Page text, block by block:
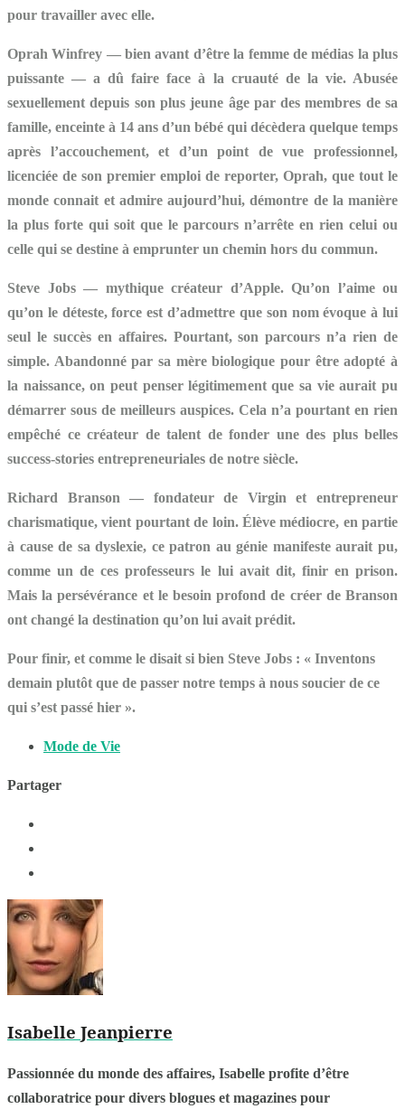
pour travailler avec elle.
Oprah Winfrey — bien avant d’être la femme de médias la plus
puissante — a dû faire face à la cruauté de la vie. Abusée
sexuellement depuis son plus jeune âge par des membres de sa
famille, enceinte à 14 ans d’un bébé qui décèdera quelque temps
après l’accouchement, et d’un point de vue professionnel,
licenciée de son premier emploi de reporter, Oprah, que tout le
monde connait et admire aujourd’hui, démontre de la manière
la plus forte qui soit que le parcours n’arrête en rien celui ou
celle qui se destine à emprunter un chemin hors du commun.
Steve Jobs— mythique créateur d’Apple. Qu’on l’aime ou
qu’on le déteste, force est d’admettre que son nom évoque à lui
seul le succès en affaires. Pourtant, son parcours n’a rien de
simple. Abandonné par sa mère biologique pour être adopté à
la naissance, on peut penser légitimement que sa vie aurait pu
démarrer sous de meilleurs auspices. Cela n’a pourtant en rien
empêché ce créateur de talent de fonder une des plus belles
success-stories entrepreneuriales de notre siècle.
Richard Branson — fondateur de Virgin et entrepreneur
charismatique, vient pourtant de loin. Élève médiocre, en partie
à cause de sa dyslexie, ce patron au génie manifeste aurait pu,
comme un de ces professeurs le lui avait dit, finir en prison.
Mais la persévérance et le besoin profond de créer de Branson
ont changé la destination qu’on lui avait prédit.
Pour finir, et comme le disait si bien Steve Jobs : « Inventons
demain plutôt que de passer notre temps à nous soucier de ce
qui s’est passé hier ».
Mode de Vie
Partager
Isabelle Jeanpierre
Passionnée du monde des affaires, Isabelle profite d’être
collaboratrice pour divers blogues et magazines pour